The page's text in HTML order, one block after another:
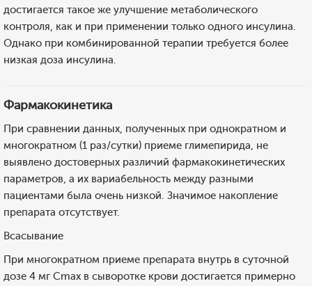
достигается такое же улучшение метаболического
контроля, как и при применении только одного инсулина.
Однако при комбинированной терапии требуется более
низкая доза инсулина.
Фармакокинетика
При сравнении данных, полученных при однократном и
многократном (1 раз/сутки) приеме глимепирида, не
выявлено достоверных различий фармакокинетических
параметров, а их вариабельность между разными
пациентами была очень низкой. Значимое накопление
препарата отсутствует.
Всасывание
При многократном приеме препарата внутрь в суточной
дозе 4 мг Cmax в сыворотке крови достигается примерно